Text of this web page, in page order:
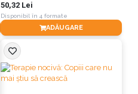
50,32 Lei
Disponibil în 4 formate
ADĂUGARE